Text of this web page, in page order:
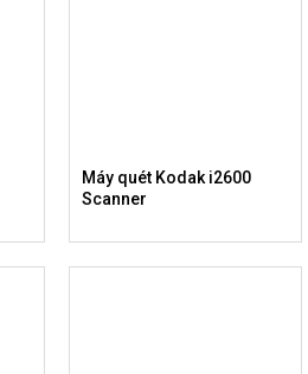
Máy quét Kodak i2600
Scanner